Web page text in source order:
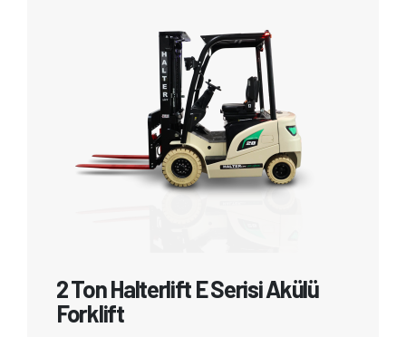
2 Ton Halterlift E Serisi Akülü
Forklift